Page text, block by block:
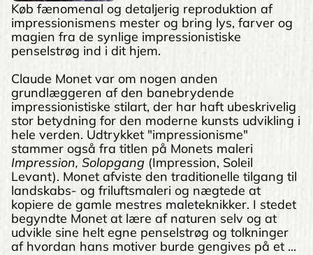
Køb fænomenal og detaljerig reproduktion af
impressionismens mester og bring lys, farver og
magien fra de synlige impressionistiske
penselstrøg ind i dit hjem.
Claude Monet var om nogen anden
grundlæggeren af den banebrydende
impressionistiske stilart, der har haft ubeskrivelig
stor betydning for den moderne kunsts udvikling i
hele verden. Udtrykket "impressionisme"
stammer også fra titlen på Monets maleri
Impression, Solopgang (Impression, Soleil
Levant). Monet afviste den traditionelle tilgang til
landskabs- og friluftsmaleri og nægtede at
kopiere de gamle mestres maleteknikker. I stedet
begyndte Monet at lære af naturen selv og at
udvikle sine helt egne penselstrøg og tolkninger
af hvordan hans motiver burde gengives på et ...